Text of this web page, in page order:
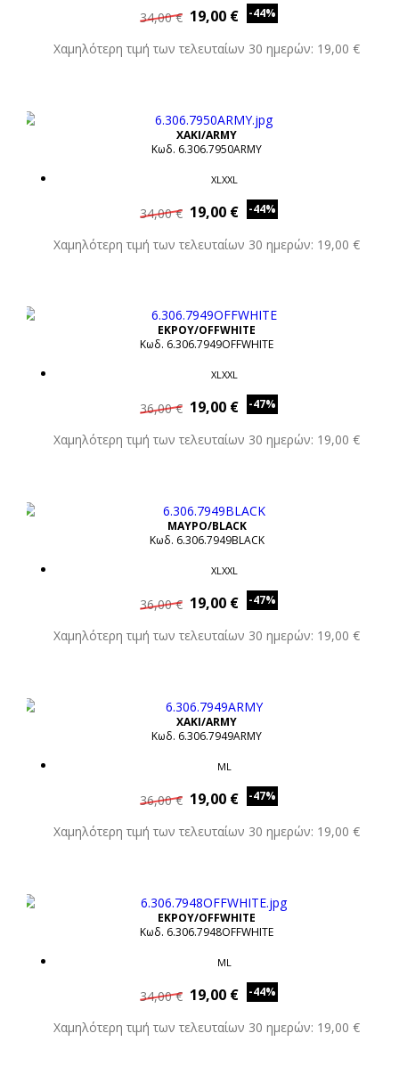
34,00 € 19,00 € -44%
Χαμηλότερη τιμή των τελευταίων 30 ημερών: 19,00 €
XAKI/ARMY
Κωδ. 6.306.7950ARMY
XLXXL
34,00 € 19,00 € -44%
Χαμηλότερη τιμή των τελευταίων 30 ημερών: 19,00 €
ΕΚΡΟΥ/OFFWHITE
Κωδ. 6.306.7949OFFWHITE
XLXXL
36,00 € 19,00 € -47%
Χαμηλότερη τιμή των τελευταίων 30 ημερών: 19,00 €
ΜΑΥΡΟ/BLACK
Κωδ. 6.306.7949BLACK
XLXXL
36,00 € 19,00 € -47%
Χαμηλότερη τιμή των τελευταίων 30 ημερών: 19,00 €
XAKI/ARMY
Κωδ. 6.306.7949ARMY
ML
36,00 € 19,00 € -47%
Χαμηλότερη τιμή των τελευταίων 30 ημερών: 19,00 €
ΕΚΡΟΥ/OFFWHITE
Κωδ. 6.306.7948OFFWHITE
ML
34,00 € 19,00 € -44%
Χαμηλότερη τιμή των τελευταίων 30 ημερών: 19,00 €